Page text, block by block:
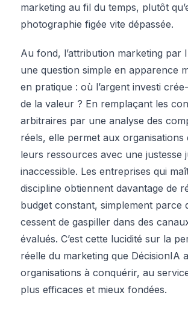
marketing au fil du temps, plutôt
photographie figée vite dépassée.
Au fond, l’attribution marketing par
une question simple en apparence
en pratique : où l’argent investi
de la valeur ? En remplaçant les
arbitraires par une analyse des
réels, elle permet aux organisations
leurs ressources avec une justesse
inaccessible. Les entreprises qui
discipline obtiennent davantage de
budget constant, simplement parce
cessent de gaspiller dans des
évalués. C’est cette lucidité sur la
réelle du marketing que DécisionIA
organisations à conquérir, au
plus efficaces et mieux fondées.